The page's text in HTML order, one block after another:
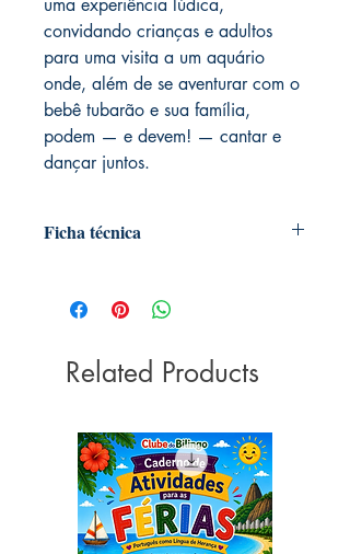
uma experiência lúdica,
convidando crianças e adultos
para uma visita a um aquário
onde, além de se aventurar com o
bebê tubarão e sua família,
podem — e devem! — cantar e
dançar juntos.
Ficha técnica
Editora ‏ : ‎ Intrínseca; 1ª edição (17
janeiro 2020)
Capa dura ‏ : ‎ 32 páginas
ISBN ‏ : ‎ 978-8551005842
Related Products